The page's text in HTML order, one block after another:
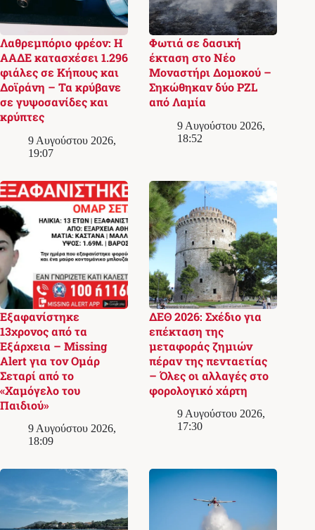
Λαθρεμπόριο φρέον: Η
ΑΑΔΕ κατασχέσει 1.296
φιάλες σε Κήπους και
Δοϊράνη – Τα κρύβανε
σε γυψοσανίδες και
κρύπτες
9 Αυγούστου 2026,
19:07
Φωτιά σε δασική
έκταση στο Νέο
Μοναστήρι Δομοκού –
Σηκώθηκαν δύο PZL
από Λαμία
9 Αυγούστου 2026,
18:52
Εξαφανίστηκε
13χρονος από τα
Εξάρχεια – Missing
Alert για τον Ομάρ
Σεταρί από το
«Χαμόγελο του
Παιδιού»
9 Αυγούστου 2026,
18:09
ΔΕΘ 2026: Σχέδιο για
επέκταση της
μεταφοράς ζημιών
πέραν της πενταετίας
– Όλες οι αλλαγές στο
φορολογικό χάρτη
9 Αυγούστου 2026,
17:30